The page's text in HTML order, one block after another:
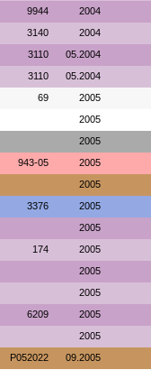
9944 2004
3140 2004
3110 05.2004
3110 05.2004
69 2005
2005
2005
943-05 2005
2005
3376 2005
2005
174 2005
2005
2005
6209 2005
2005
P052022 09.2005